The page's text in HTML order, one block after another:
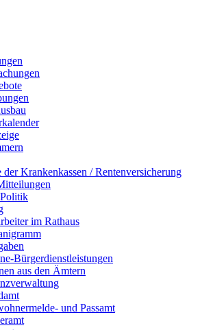
der Krankenkassen / Rentenversicherung
im Rathaus
Bürgerdienstleistungen
aus den Ämtern
und Passamt